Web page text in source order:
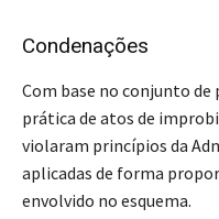
Condenações
Com base no conjunto de
prática de atos de
violaram princípios da
aplicadas de forma
envolvido no esquema.